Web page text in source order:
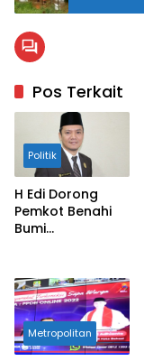
Pos Terkait
Politik
H Edi Dorong
Pemkot Benahi
Bumi
Metropolitan